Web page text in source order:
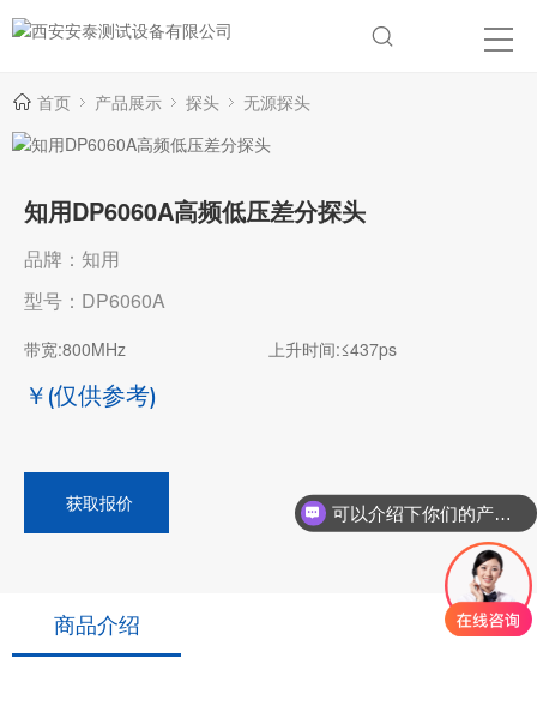
首页 产品展示 探头 无源探头
知用DP6060A高频低压差分探头
品牌：知用
型号：DP6060A
带宽:800MHz 上升时间:≤437ps
￥ (仅供参考)
获取报价
商品介绍
可以介绍下你们的产品么？